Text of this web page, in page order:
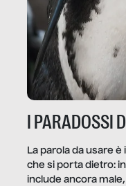
I PARADOSSI
La parola da usare
che si porta dietro:
include ancora